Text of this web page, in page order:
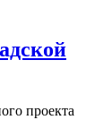
проекта